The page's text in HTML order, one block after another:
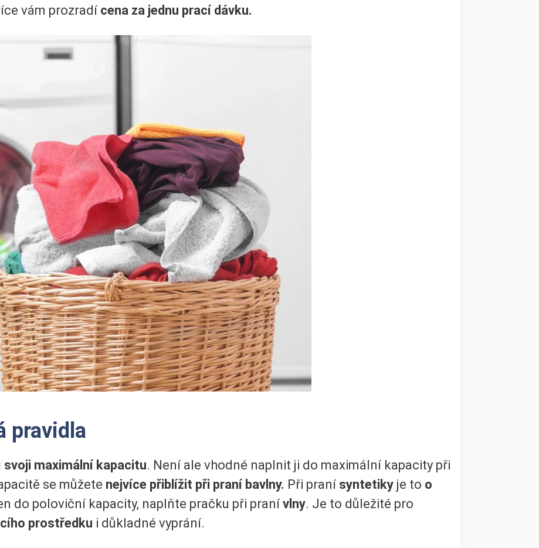
vám prozradí cena za jednu prací dávku.
pravidla
svoji maximální kapacitu. Není ale vhodné naplnit ji do maximální kapacity při
se můžete nejvíce přiblížit při praní bavlny. Při praní syntetiky je to o
do poloviční kapacity, naplňte pračku při praní vlny. Je to důležité pro
prostředku i důkladné vyprání.